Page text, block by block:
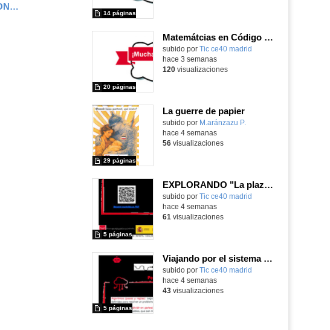
MACETA INTELIGENTE CON LCD Y BLUETOOTH
14 páginas
Matemátcias en Código Escuela 4.0
Contenido educativo.
subido por Tic ce40 madrid
20 páginas
hace 3 semanas
120visualizaciones
La guerre de papier
Contenido educativo.
subido por M.aránzazu P.
29 páginas
hace 4 semanas
56visualizaciones
EXPLORANDO "La plaza tiene una torre" con MachaBOT
subido por Tic ce40 madrid
5 páginas
hace 4 semanas
61 visualizaciones
Viajando por el sistema solar
subido por Tic ce40 madrid
5 páginas
hace 4 semanas
43visualizaciones